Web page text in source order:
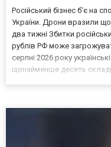
Російський бізнес б'є на
України. Дрони вразили
два тижні Збитки
рублів РФ може
серпні 2026 року
щонайменше десять